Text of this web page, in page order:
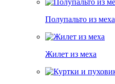
Полупальто из меха
Жилет из меха